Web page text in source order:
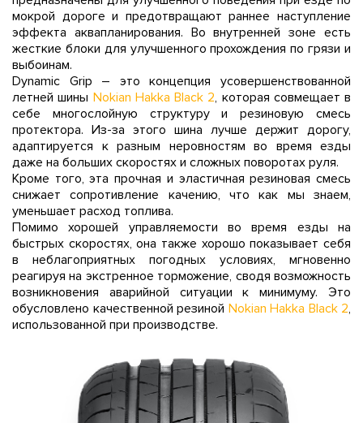
мокрой дороге и предотвращают раннее наступление
эффекта аквапланирования. Во внутренней зоне есть
жесткие блоки для улучшенного прохождения по грязи и
выбоинам.
Dynamic Grip – это концепция усовершенствованной
летней шины Nokian Hakka Black 2, которая совмещает в
себе многослойную структуру и резиновую смесь
протектора. Из-за этого шина лучше держит дорогу,
адаптируется к разным неровностям во время езды
даже на больших скоростях и сложных поворотах руля.
Кроме того, эта прочная и эластичная резиновая смесь
снижает сопротивление качению, что как мы знаем,
уменьшает расход топлива.
Помимо хорошей управляемости во время езды на
быстрых скоростях, она также хорошо показывает себя
в неблагоприятных погодных условиях, мгновенно
реагируя на экстренное торможение, сводя возможность
возникновения аварийной ситуации к минимуму. Это
обусловлено качественной резиной Nokian Hakka Black 2,
использованной при производстве.